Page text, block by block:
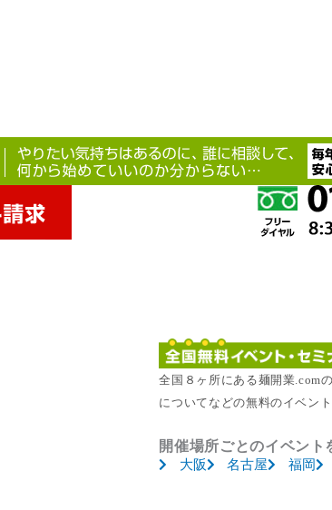
全国８ヶ所にある麺開業.com
についてなどの無料のイベン
開催場所ごとのイベント
大阪 名古屋 福岡